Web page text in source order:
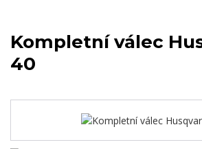
Kompletní válec
40